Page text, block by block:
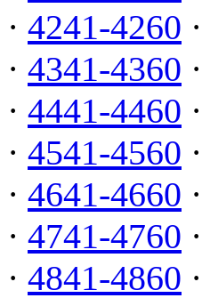
· 4241-4260 ·
· 4341-4360 ·
· 4441-4460 ·
· 4541-4560 ·
· 4641-4660 ·
· 4741-4760 ·
· 4841-4860 ·